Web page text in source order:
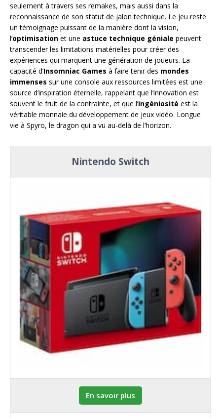
seulement à travers ses remakes, mais aussi dans la
reconnaissance de son statut de jalon technique. Le jeu reste
un témoignage puissant de la manière dont la vision,
l’optimisation et une astuce technique géniale peuvent
transcender les limitations matérielles pour créer des
expériences qui marquent une génération de joueurs. La
capacité d’Insomniac Games à faire tenir des mondes
immenses sur une console aux ressources limitées est une
source d’inspiration éternelle, rappelant que l’innovation est
souvent le fruit de la contrainte, et que l’ingéniosité est la
véritable monnaie du développement de jeux vidéo. Longue
vie à Spyro, le dragon qui a vu au-delà de l’horizon.
Nintendo Switch
En savoir plus